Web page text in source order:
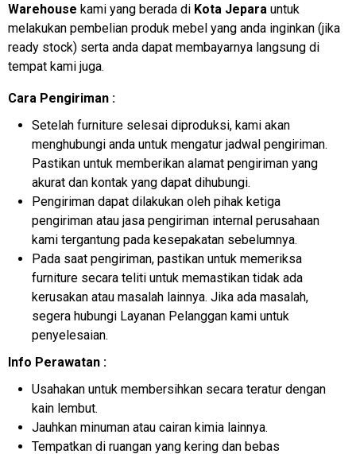
Warehouse kami yang berada di Kota Jepara untuk
melakukan pembelian produk mebel yang anda inginkan (jika
ready stock) serta anda dapat membayarnya langsung di
tempat kami juga.
Cara Pengiriman :
Setelah furniture selesai diproduksi, kami akan
menghubungi anda untuk mengatur jadwal pengiriman.
Pastikan untuk memberikan alamat pengiriman yang
akurat dan kontak yang dapat dihubungi.
Pengiriman dapat dilakukan oleh pihak ketiga
pengiriman atau jasa pengiriman internal perusahaan
kami tergantung pada kesepakatan sebelumnya.
Pada saat pengiriman, pastikan untuk memeriksa
furniture secara teliti untuk memastikan tidak ada
kerusakan atau masalah lainnya. Jika ada masalah,
segera hubungi Layanan Pelanggan kami untuk
penyelesaian.
Info Perawatan :
Usahakan untuk membersihkan secara teratur dengan
kain lembut.
Jauhkan minuman atau cairan kimia lainnya.
Tempatkan di ruangan yang kering dan bebas